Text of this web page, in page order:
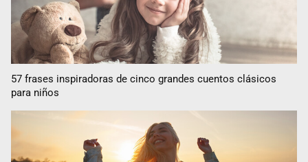
57 frases inspiradoras de cinco grandes cuentos clásicos
para niños